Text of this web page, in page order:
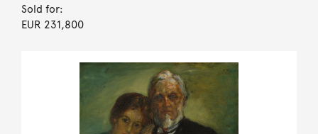
Sold for:
EUR 231,800